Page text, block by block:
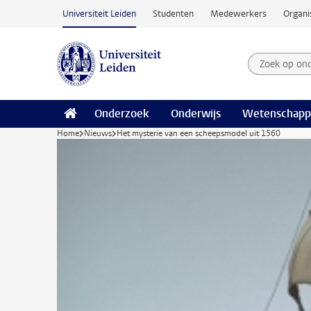
Ga naar hoofdinhoud
Universiteit Leiden Studenten Medewerkers
Zoek op
Zoekterm
Onderzoek Onderwijs
Home Nieuws Het mysterie van een scheepsmodel uit 1560